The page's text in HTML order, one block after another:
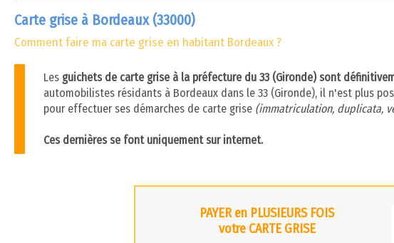
Carte grise à Bordeaux (33000)
Comment faire ma carte grise en habitant Bordeaux ?
Les guichets de carte grise à la préfecture du 33 (Gironde) sont
automobilistes résidants à Bordeaux dans le 33 (Gironde), il n'est plus
pour effectuer ses démarches de carte grise (immatriculation, duplicata,
Ces dernières se font uniquement sur internet.
PAYER en PLUSIEURS FOIS
votre CARTE GRISE